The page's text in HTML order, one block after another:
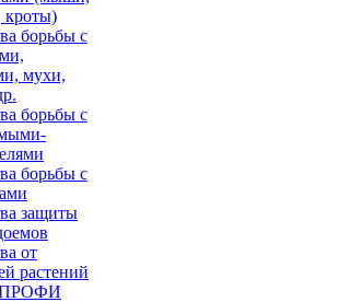
кроты)
борьбы с
мухи,
борьбы с
борьбы с
защиты
от
растений
ПРОФИ